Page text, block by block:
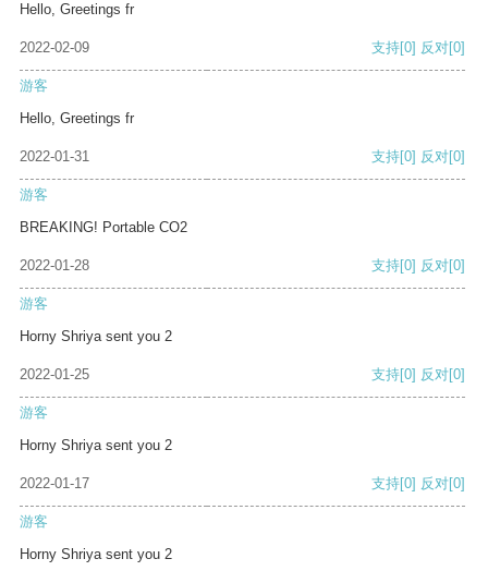
Hello, Greetings fr
2022-02-09 支持[0] 反对[0]
游客
Hello, Greetings fr
2022-01-31 支持[0] 反对[0]
游客
BREAKING! Portable CO2
2022-01-28 支持[0] 反对[0]
游客
Horny Shriya sent you 2
2022-01-25 支持[0] 反对[0]
游客
Horny Shriya sent you 2
2022-01-17 支持[0] 反对[0]
游客
Horny Shriya sent you 2